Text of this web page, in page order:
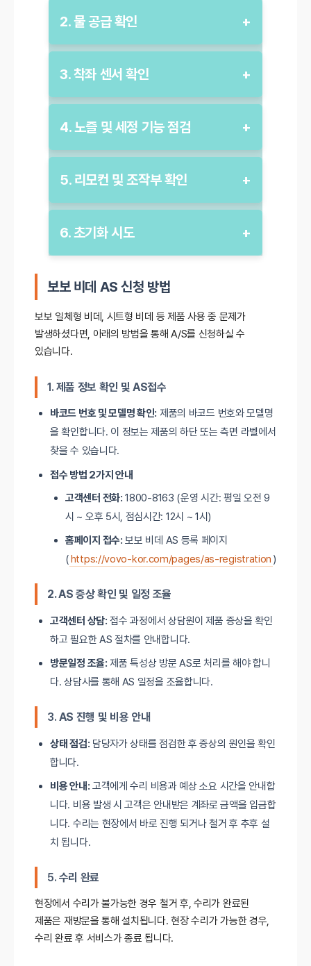
를 확인하고, 비데 본체의 전원 램프가 켜져
있는지 확인합니다. 전원이 연결되어 있어도
시오.
2. 물 공급 확인 +
인합니다. 단수 일정은 지역 관할 기관에 문
의해 주세요.
지수전 상태: 비데에 연결된 급수 밸브가 열
려 있는지 확인합니다. 밸브가 닫혀 있으면
물이 공급되지 않을 수 있습니다.
필터 상태: 비데 내부 필터를 점검하고 필요
있습니다.
3. 착좌 센서 확인 +
아야 하며, 옷이나 다른 물건이 센서를 가리
지 않도록 주의합니다. 센서 주변을 깨끗이
4. 노즐 및 세정 기능 점검 +
정 기능이 제대로 작동하지 않을 수 있으므
로, 노즐을 청소합니다. 청소 후에도 문제가
수압 조절: 리모컨이나 본체의 조작부를 통해
사용이 불편할 수 있으니 적절한 수준으로 설
5. 리모컨 및 조작부 확인 +
리를 교체해 보고, 배터리가 제대로 삽입되었
는지 확인합니다. 그래도 문제가 지속되면 리
요.
기능 조작부 확인: 본체의 조작부를 통해 기
능이 정상적으로 작동하는지 확인합니다. 조
6. 초기화 시도 +
이상 대기한 후 다시 연결하여 초기화합니다.
스 센터에 문의하세요.
보보 비데 AS 신청 방법
보보 일체형 비데, 시트형 비데 등 제품 사용 중 문제가
발생하셨다면, 아래의 방법을 통해 A/S를 신청하실 수
있습니다.
1. 제품 정보 확인 및 AS접수
바코드 번호 및 모델명 확인: 제품의 바코드 번호와 모델명
을 확인합니다. 이 정보는 제품의 하단 또는 측면 라벨에서
찾을 수 있습니다.
접수 방법 2가지 안내
고객센터 전화: 1800-8163 (운영 시간: 평일 오전 9
시 ~ 오후 5시, 점심시간: 12시 ~ 1시)
홈페이지 접수: 보보 비데 AS 등록 페이지
(https://vovo-kor.com/pages/as-registration )
2. AS 증상 확인 및 일정 조율
고객센터 상담: 접수 과정에서 상담원이 제품 증상을 확인
하고 필요한 AS 절차를 안내합니다.
방문일정 조율: 제품 특성상 방문 AS로 처리를 해야 합니
다. 상담사를 통해 AS 일정을 조율합니다.
3. AS 진행 및 비용 안내
상태 점검: 담당자가 상태를 점검한 후 증상의 원인을 확인
합니다.
비용 안내: 고객에게 수리 비용과 예상 소요 시간을 안내합
니다. 비용 발생 시 고객은 안내받은 계좌로 금액을 입금합
니다. 수리는 현장에서 바로 진행 되거나 철거 후 추후 설
치 됩니다.
5. 수리 완료
현장에서 수리가 불가능한 경우 철거 후, 수리가 완료된
제품은 재방문을 통해 설치됩니다. 현장 수리가 가능한 경우,
수리 완료 후 서비스가 종료 됩니다.